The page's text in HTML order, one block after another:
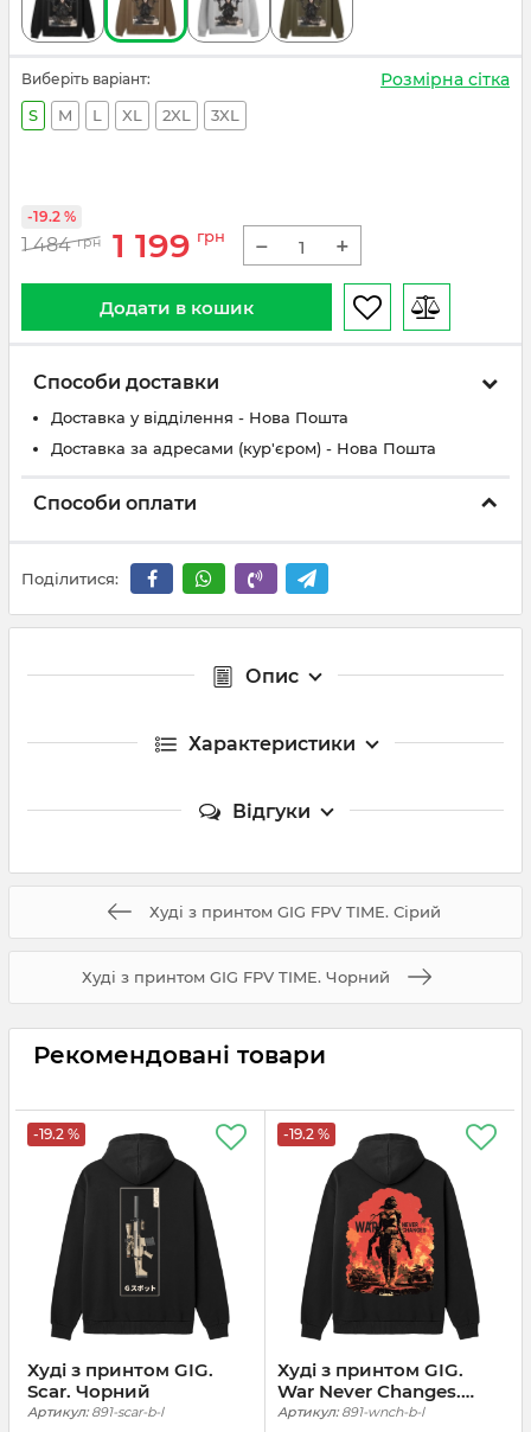
Виберіть варіант:
S M L XL 2XL 3XL
Розмірна сітка
1 484 грн 1 199 грн
-19.2 %
− +
Додати в кошик
Способи доставки
Доставка у відділення - Нова Пошта
Доставка за адресами (кур'єром) - Нова Пошта
Способи оплати
Поділитися:
Опис
Характеристики
Відгуки
Худі з принтом GIG FPV TIME. Сірий
Худі з принтом GIG FPV TIME. Чорний
Рекомендовані товари
-19.2 %
Худі з принтом GIG.
Scar. Чорний
Артикул:891-scar-b-l
-19.2 %
Худі з принтом GIG.
War Never Changes.
Чорний
Артикул:891-wnch-b-l